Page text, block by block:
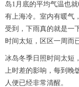
岛1月底的平均气温也
有上海冷。室内有暖气
受到，下雨真的就是一
时间太短，区区一周而
冰岛冬季日照时间太短
上时差的影响，每到晚
人便已经非常清醒。